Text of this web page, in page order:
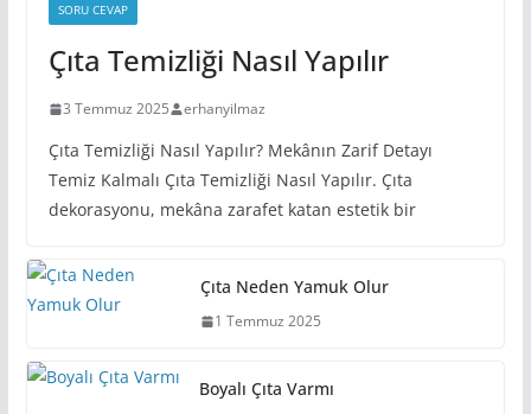
SORU CEVAP
Çıta Temizliği Nasıl Yapılır
3 Temmuz 2025 erhanyilmaz
Çıta Temizliği Nasıl Yapılır? Mekânın Zarif Detayı
Temiz Kalmalı Çıta Temizliği Nasıl Yapılır. Çıta
dekorasyonu, mekâna zarafet katan estetik bir
Çıta Neden Yamuk Olur
1 Temmuz 2025
Boyalı Çıta Varmı